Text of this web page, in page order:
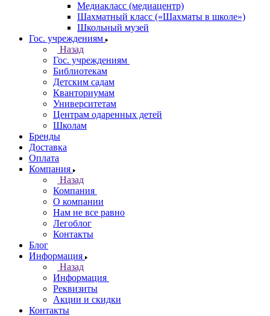
Медиакласс (медиацентр)
Шахматный класс («Шахматы в школе»)
Школьный музей
Гос. учреждениям
Назад
Гос. учреждениям
Библиотекам
Детским садам
Кванториумам
Университетам
Центрам одаренных детей
Школам
Бренды
Доставка
Оплата
Компания
Назад
Компания
О компании
Нам не все равно
Легоблог
Контакты
Блог
Информация
Назад
Информация
Реквизиты
Акции и скидки
Контакты